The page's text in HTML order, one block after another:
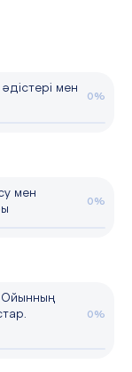
мен
0%
мен
0%
Ойынның
0%